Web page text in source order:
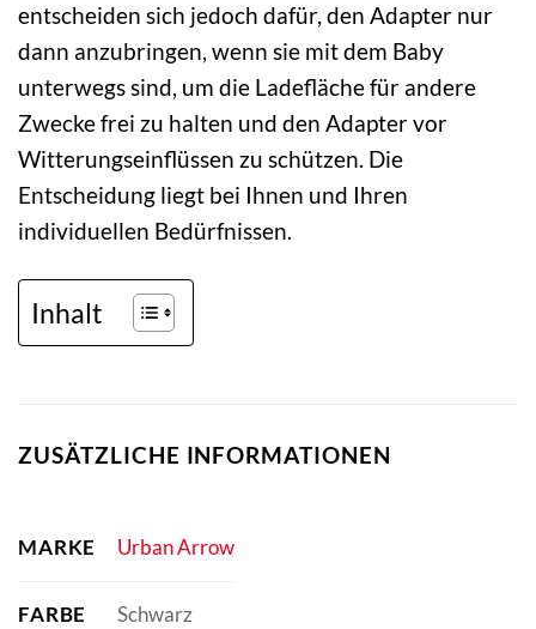
entscheiden sich jedoch dafür, den Adapter nur
dann anzubringen, wenn sie mit dem Baby
unterwegs sind, um die Ladefläche für andere
Zwecke frei zu halten und den Adapter vor
Witterungseinflüssen zu schützen. Die
Entscheidung liegt bei Ihnen und Ihren
individuellen Bedürfnissen.
Inhalt
ZUSÄTZLICHE INFORMATIONEN
MARKE Urban Arrow
FARBE Schwarz